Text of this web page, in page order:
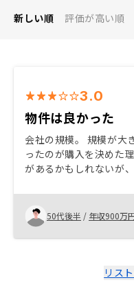
新しい順 評価が高い順
3.0
物件は良かった
会社の規模。 規模が大
ったのが購入を決めた
があるかもしれないが
関係を保管するための
そのような物があった方が助かる。
が購入決定後は若手の
感じる。
50代後半 / 年収900万
リス